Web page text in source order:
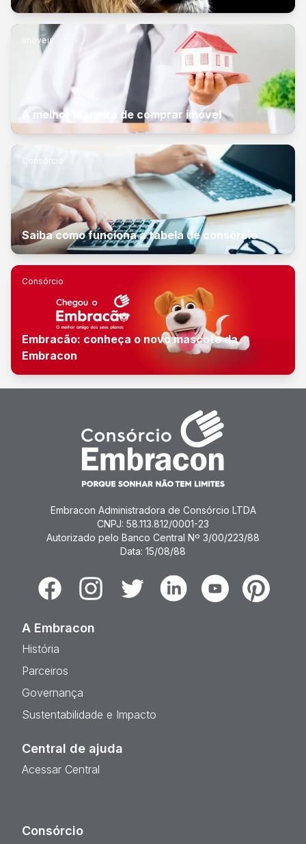
Imóveis
A melhor maneira de comprar imóvel
Consórcio
Saiba como funciona a tabela de consórcio
Consórcio
Embracão: conheça o novo mascote da
Embracon
Embracon Administradora de Consórcio LTDA
CNPJ: 58.113.812/0001-23
Autorizado pelo Banco Central Nº 3/00/223/88
Data: 15/08/88
FacebookInstagramTwitter LinkedinYoutubePinterest
A Embracon
História
Parceiros
Governança
Sustentabilidade e Impacto
Central de ajuda
Acessar Central
Consórcio